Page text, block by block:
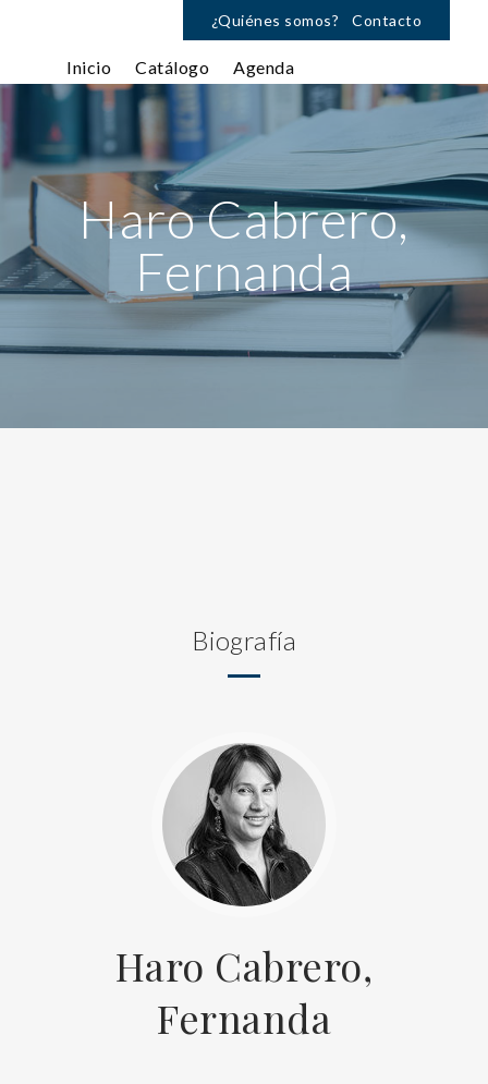
¿Quiénes somos? Contacto
Inicio Catálogo Agenda
Haro Cabrero,
Fernanda
Biografía
Haro Cabrero,
Fernanda